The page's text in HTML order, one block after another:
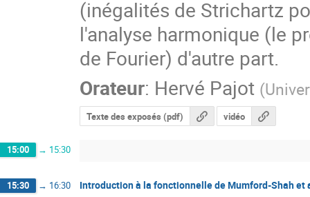
(inégalités de Strichartz
l'analyse harmonique (le
de Fourier) d'autre part.
Orateur: Hervé Pajot (
Texte des exposés (pdf) vidéo
15:00 → 15:30
15:30 → 16:30 Introduction à la fonctionnelle de Mumford-Shah et